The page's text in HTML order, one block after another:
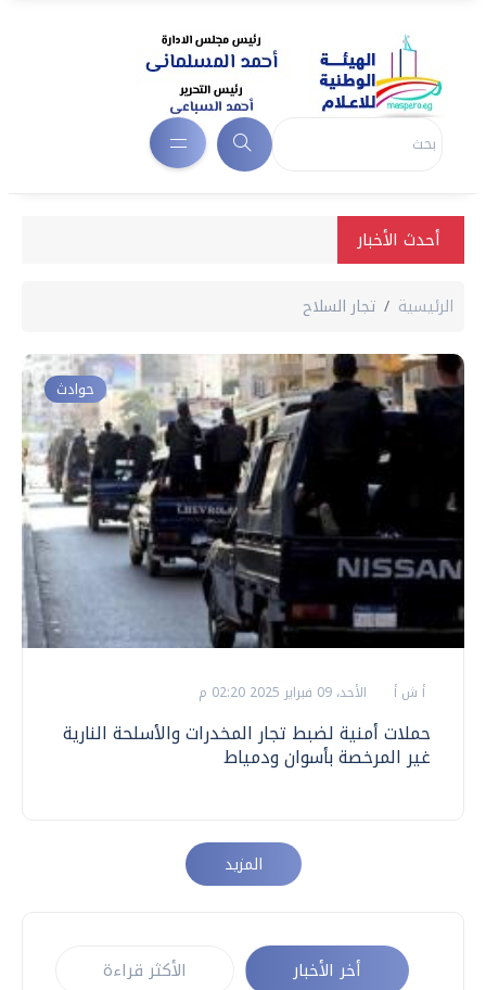
أحدث الأخبار
الرئيسية تجار السلاح
حوادث
أ ش أ الأحد، 09 فبراير 2025 02:20 م
حملات أمنية لضبط تجار المخدرات والأسلحة النارية
غير المرخصة بأسوان ودمياط
المزيد
أخر الأخبار الأكثر قراءة